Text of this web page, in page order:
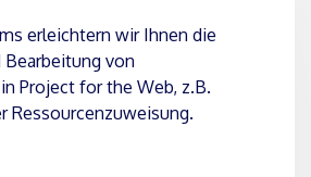
erleichtern wir Ihnen die
Bearbeitung von
Project for the Web, z.B.
Ressourcenzuweisung.